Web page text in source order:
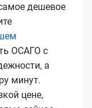
дешевое
ОСАГО с
а
минут.
цене,